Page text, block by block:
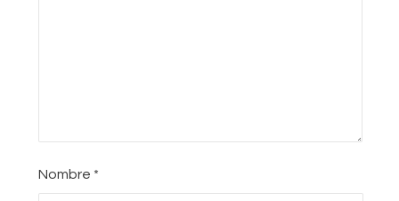
Nombre *